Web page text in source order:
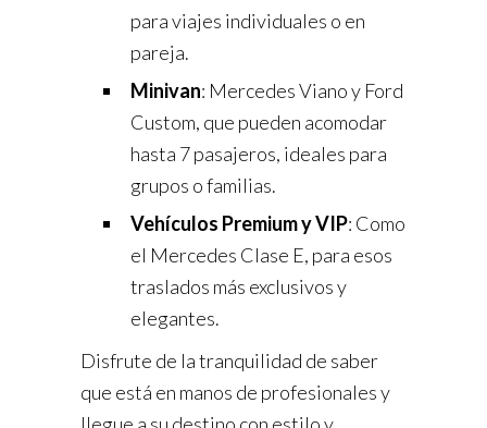
para viajes individuales o en
pareja.
Minivan: Mercedes Viano y Ford
Custom, que pueden acomodar
hasta 7 pasajeros, ideales para
grupos o familias.
Vehículos Premium y VIP: Como
el Mercedes Clase E, para esos
traslados más exclusivos y
elegantes.
Disfrute de la tranquilidad de saber
que está en manos de profesionales y